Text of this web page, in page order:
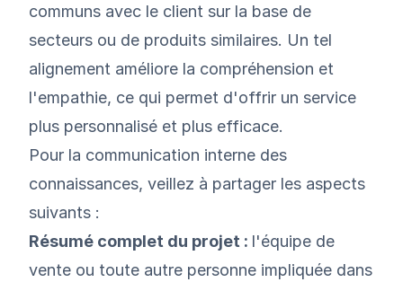
communs avec le client sur la base de
secteurs ou de produits similaires. Un tel
alignement améliore la compréhension et
l'empathie, ce qui permet d'offrir un service
plus personnalisé et plus efficace.
Pour la communication interne des
connaissances, veillez à partager les aspects
suivants :
Résumé complet du projet : l'équipe de
vente ou toute autre personne impliquée dans